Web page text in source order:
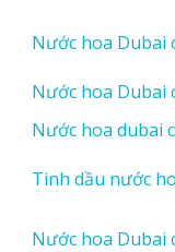
Nước hoa Dubai
Nước hoa Dubai
Nước hoa dubai
Tinh dầu nước
Nước hoa Dubai